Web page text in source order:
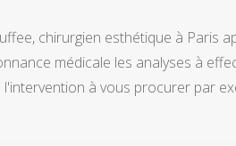
chirurgien esthétique à Paris
médicale les analyses à
à vous procurer par